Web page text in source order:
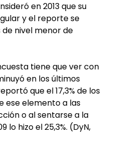
en 2013 que su
y el reporte se
nivel menor de
tiene que ver con
en los últimos
que el 17,3% de los
ese elemento a las
o al sentarse a la
lo hizo el 25,3%. (DyN,